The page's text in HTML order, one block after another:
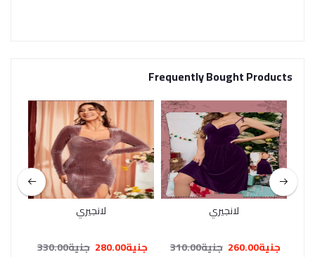
Frequently Bought Products
لانجيري
جنية260.00
جنية310.00
لانجيري
جنية280.00
جنية330.00